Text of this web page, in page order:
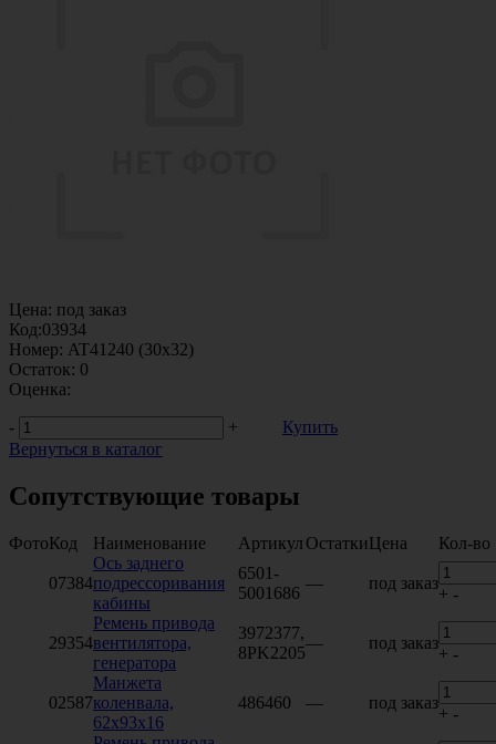
Цена: под заказ
Код:03934
Номер: AT41240 (30х32)
Остаток: 0
Оценка:
-
+
Купить
Вернуться в каталог
Сопутствующие товары
ФотоКод Наименование Артикул ОстаткиЦена Кол-во
07384
Ось заднего
подрессоривания
кабины
6501-
5001686
— под заказ
+ -
29354
Ремень привода
вентилятора,
генератора
3972377,
8PK2205
— под заказ
+ -
02587
Манжета
коленвала,
62х93х16
486460 — под заказ
+ -